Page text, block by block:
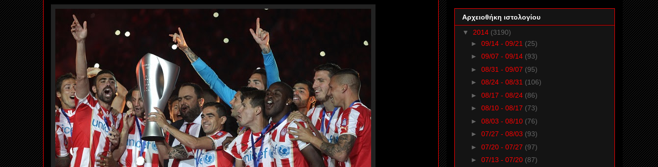
Αρχειοθήκη ιστολογίου
▼ 2014 (3190)
► 09/14 - 09/21 (25)
► 09/07 - 09/14 (93)
► 08/31 - 09/07 (95)
► 08/24 - 08/31 (106)
► 08/17 - 08/24 (86)
► 08/10 - 08/17 (73)
► 08/03 - 08/10 (76)
► 07/27 - 08/03 (93)
► 07/20 - 07/27 (97)
► 07/13 - 07/20 (87)